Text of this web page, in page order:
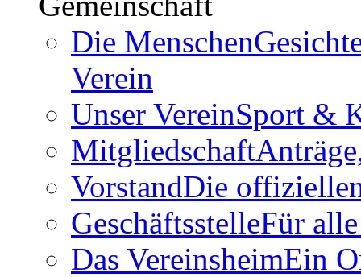
Die Menschen
Verein
Unser VereinSport &
Mitgliedschaft
VorstandDie
GeschäftsstelleFür
Das VereinsheimEin